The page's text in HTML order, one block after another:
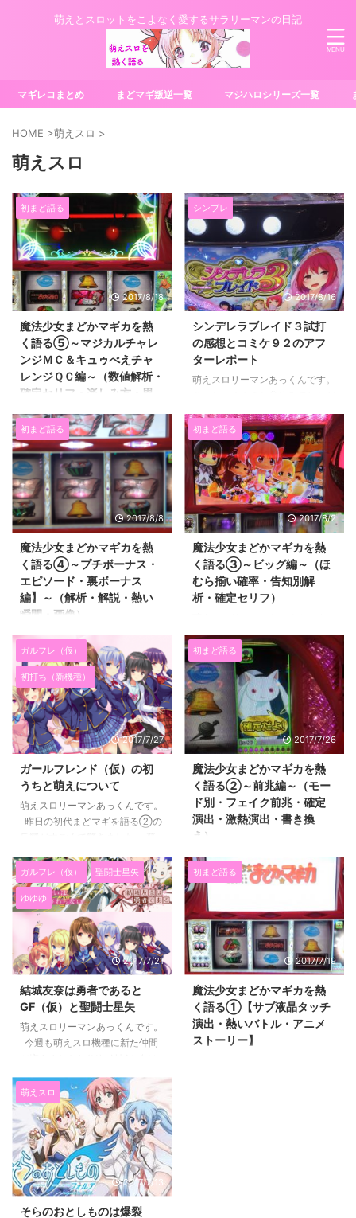
萌えとスロットをこよなく愛するサラリーマンの日記
マギレコまとめ まどマギ叛逆一覧 マジハロシリーズ一覧
HOME >萌えスロ >
萌えスロ
初まど語る
2017/8/18
魔法少女まどかマギカを熱
く語る⑤～マジカルチャレ
ンジＭＣ＆キュゥべえチャ
レンジＱＣ編～（数値解析・
確定セリフ・楽しみ方・恩
萌えスロリーマンあっくんです。
初代まどマギを熱く語るシリーズ
第５弾です。 今回は まどマギの
チャンスゾーンである マジカル
チャレンジとキュゥべえチャレン
ジについて 熱く語ろうと思いま
す。 シリーズ全編はこちらか
上部メニューバーにまとめてあり
ます。 （スマホの場合最上部右
側のメニュータブをタップで表示
されます） → 初代まどマギを
熱く語るシリーズ一覧 slot-
初代まどマギを熱く語るシリーズ
をまとめました。前兆・ボ ...
シンブレ
2017/8/16
シンデレラブレイド３試打
の感想とコミケ９２のアフ
ターレポート
萌えスロリーマンあっくんです。
どうおすごしでしたか？ 設定狙
いや趣味うちをした人達は派手に
やられたかもしれませんね。 逆
に休み前に記事にした通り、 ひ
たすら期待値を追って立ち回った
人は けっこう稼げたのではない
でしょうか？ お盆休みなので
普通に帰省して のんびりすごし
た人もいるでしょう。 僕はも
ちろんコミックマーケット９２に
参加していましたので ビッグサ
イトにずっといましたよ～ ...
初まど語る
2017/8/8
魔法少女まどかマギカを熱
く語る④～プチボーナス・
エピソード・裏ボーナス
編】～（解析・解説・熱い
瞬間・画像）
萌えスロリーマンあっくんです。
初代まどマギを熱く語るシリー
ズ第４弾は前回の続き、 BIG以外
のボーナスについてです。 ボー
ナスでひとくくりにしようと思っ
ていましたが BIGだけで５０００
文字超えましたからね(^^; 好き
なことはいくらでも話していられ
るんですよね。 また書きすぎ
ちゃうんで前置きはこのくらいに
して・・・ シリーズ全編はこ
ちらか上部メニューバーにまとめ
てあります。 （スマホの場合最
初まど語る
2017/8/2
魔法少女まどかマギカを熱
く語る③～ビッグ編～（ほ
むら揃い確率・告知別解
析・確定セリフ）
まどマギを熱く語るシリーズ第三
弾はボーナスについて 書いてい
こうと思います。 シリーズ全編
はこちらか上部メニューバーにま
とめてあります。 （スマホの場
合最上部右側のメニュータブをタ
ップで表示されます） → 初代
まどマギを熱く語るシリーズ一覧
slot-akkun.comまどマギを語る
一覧初代まどマギを熱く語るシリ
ーズをまとめました。前兆・ボー
ナス・マジチャレ＆キュゥチャ
レ・マギカラッシュワルプルギス
役・中段チェリー穢れ・プレミア
演出 ...
ガルフレ（仮）
初打ち（新機種）
2017/7/27
ガールフレンド（仮）の初
うちと萌えについて
萌えスロリーマンあっくんです。
昨日の初代まどマギを語る②の
うれしい限りです。 初代まどマ
ギの力が強いのか、内容がよかっ
たのか、 単純に僕の愛がすごす
ぎるのか・・・ 見てくれる人が
多いと書きがいがありますし、
楽しいです(*^^*) これからもち
ょいちょいまどマギ記事載せます
ね。 見てない人はこちらからど
うぞ 初代まどマギを熱く語る①
初代まどマギ ...
初まど語る
2017/7/26
魔法少女まどかマギカを熱
く語る②～前兆編～（モー
ド別・フェイク前兆・確定
演出・激熱演出・書き換
え）
萌えスロリーマンあっくんです。
初代まどマギを熱く語る第二弾で
す。 今回は前兆について熱く語
ろうと思います。 いつも応援あ
りがとうございます。 下のバナ
ーを押していただけるとブログ村
のポイントが上がり ランキング
順位が上がるので僕のやる気が倍
増します(*^^*) クリックするとラ
ンキングページに飛びますが す
ぐに戻ってきて大丈夫です。 毎
日１ポチよろしくお願いします
m(_ _)m ↓ ↓ ↓
ガルフレ（仮） 聖闘士星矢
ゆゆゆ
2017/7/21
結城友奈は勇者であると
GF（仮）と聖闘士星矢
萌えスロリーマンあっくんです。
今週も萌えスロ機種に新た仲間
（仮） ですね。 正直に言います
とどちらも名前は知っていますが
原作を知りません(^^; それでも
萌えスロに変わりはないので 打
つ機会があればうちたいなと思っ
ています。 結城友奈は勇者で
あるは 最近は萌えスロしか出さ
初まど語る
2017/7/19
魔法少女まどかマギカを熱
く語る①【サブ液晶タッチ
演出・熱いバトル・アニメ
ストーリー】
萌えスロ
2017/7/13
そらのおとしものは爆裂